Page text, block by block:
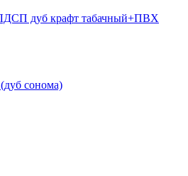
дуб крафт табачный+ПВХ
сонома)